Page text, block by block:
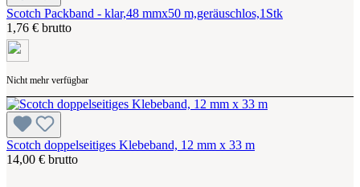
Scotch Packband - klar,48 mmx50 m,geräuschlos,1Stk
1,76 € brutto
Nicht mehr verfügbar
Scotch doppelseitiges Klebeband, 12 mm x 33 m
14,00 € brutto